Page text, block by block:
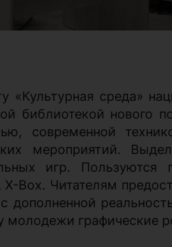
«Культурная среда»
библиотекой нового
современной
мероприятий.
игр. Пользуются
X-Box. Читателям
дополненной
молодежи графические